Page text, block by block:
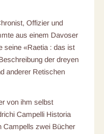
Offizier und
aus einem Davoser
seine «Raetia : das ist
der dreyen
anderer Retischen
von ihm selbst
Campelli Historia
Campells zwei Bücher